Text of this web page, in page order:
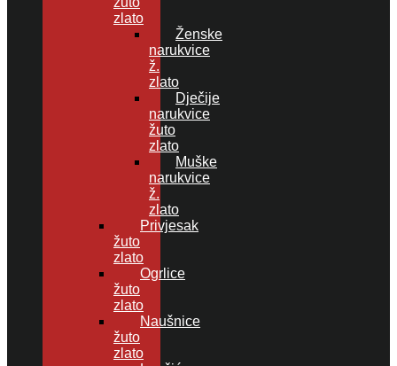
zlato
Ženske
narukvice
ž.
zlato
Dječije
narukvice
žuto
zlato
Muške
narukvice
ž.
zlato
Privjesak
žuto
zlato
Ogrlice
žuto
zlato
Naušnice
žuto
zlato